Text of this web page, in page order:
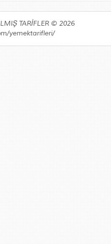
TARİFLER © 2026
yemektarifleri/